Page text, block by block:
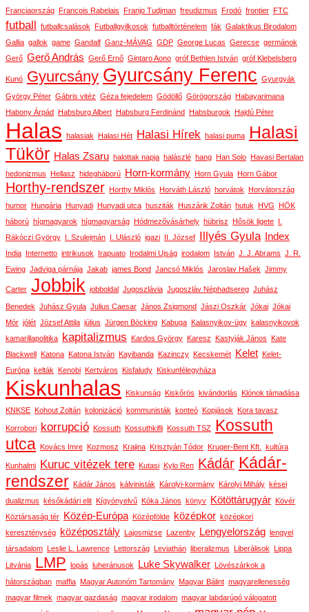
Franciaország
Francois Rabelais Franjo Tudjman freudizmus Frodó frontier FTC
futball futballcsalások Futballgyilkosok futballtörténelem fák Galaktikus Birodalom
Gallia gallok game Gandalf Ganz-MÁVAG GDP George Lucas Gerecse germánok
Gerő Gerő András Gerő Ernő Gintaro Aono gróf Bethlen István gróf Klebelsberg
Kunó Gyurcsány Gyurcsány Ferenc Gyurgyák
György Péter Gábris vitéz Géza fejedelem Gödöllő Görögország
Habayarimana
Habony Árpád
Habsburg Albert Habsburg Ferdinánd Habsburgok Hajdú Péter
Halas halasiak Halasi Hét Halasi Hírek halasi puma
Halasi
Tükör Halas Zsaru halottak napja halászlé hang Han Solo
Havasi Bertalan
hedonizmus
Hellasz hidegháború Horn-kormány Horn Gyula Horn Gábor
Horthy-rendszer Horthy Miklós Horváth László horvátok
Horvátország
humor
Hungária Hunyadi Hunyadi utca husziták Huszárik Zoltán hutuk HVG
HÖK
háború hígmagyarok hígmagyarság Hódmezővásárhely hübrisz Hősök ligete
Rákóczi György
I. Szulejmán I. Ulászló igazi II. József Illyés Gyula Index
India Internetto intrikusok Irapuato Irodalmi Ujság irodalom István J. J. Abrams J. R.
Ewing Jadviga párnája Jakab james Bond Jancsó Miklós Jaroslav Hašek Jimmy
Carter Jobbik jobboldal Jugoszlávia Jugoszláv Néphadsereg Juhász
Benedek Juhász Gyula Julius Caesar János Zsigmond Jászi Oszkár Jókai Jókai
Mór jólét József Attila július Jürgen Böcking Kabuga Kalasnyikov-ügy kalasnyikovok
kamarillapolitika kapitalizmus Kardos György Karesz Kastyják János
Kate
Blackwell
Katona Katona István Kayibanda Kazinczy Kecskemét Kelet
Kelet-
Európa kelták Kenobi Kertváros Kisfaludy Kiskunfélegyháza
Kiskunhalas Kiskunság Kiskőrös kivándorlás Klónok támadása
KNKSE Kohout Zoltán kolonizáció kommunisták konteó Kopjások Kora tavasz
Korrobori korrupció Kossuth Kossuthkifli Kossuth TSZ Kossuth
utca
Kovács Imre Kozmosz Krajina Krisztyán Tódor Kruger-Bent Kft. kultúra
Kunhalmi Kuruc vitézek tere Kutasi Kylo Ren Kádár Kádár-
rendszer
Kádár János kálvinisták Károlyi-kormány Károlyi Mihály kései
dualizmus
későkádári elit Kígyónyelvű Kóka János könyv Kötöttárugyár
Kövér
Köztársaság tér
Közép-Európa Középfölde középkor középkori
kereszténység
középosztály Lajosmizse Lazenby Lengyelország
lengyel
társadalom
Leslie L. Lawrence Lettország Leviathán liberalizmus Liberálisok
Lippa
Litvánia LMP lopás luheránusok Luke Skywalker
Lövészárkok a
hátországban maffia Magyar Autonóm Tartomány Magyar Bálint magyarellenesség
magyar filmek magyar gazdaság magyar irodalom magyar labdarúgó válogatott